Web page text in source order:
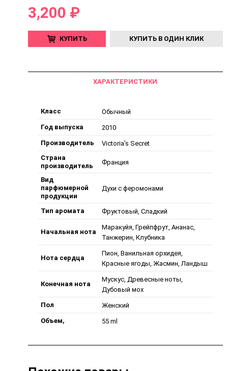
3,200 ₽
КУПИТЬ КУПИТЬ В ОДИН КЛИК
ХАРАКТЕРИСТИКИ
Класс
Обычный
Год выпуска
2010
Производитель
Victoria's Secret
Страна
производитель
Франция
Вид
парфюмерной
продукции
Духи с феромонами
Тип аромата Фруктовый, Сладкий
Начальная нота
Маракуйя, Грейпфрут, Ананас,
Танжерин, Клубника
Нота сердца
Пион, Ванильная орхидея,
Красные ягоды, Жасмин, Ландыш
Конечная нота
Мускус, Древесные ноты,
Дубовый мох
Пол
Женский
Объем,
55 ml